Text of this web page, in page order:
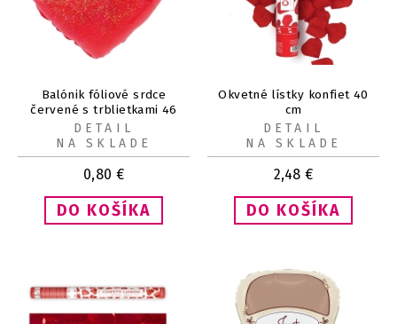
Balónik fóliové srdce
červené s trblietkami 46
cm
0,80 €
DETAIL
NA SKLADE
Okvetné lístky konfiet 40
cm
2,48 €
DETAIL
NA SKLADE